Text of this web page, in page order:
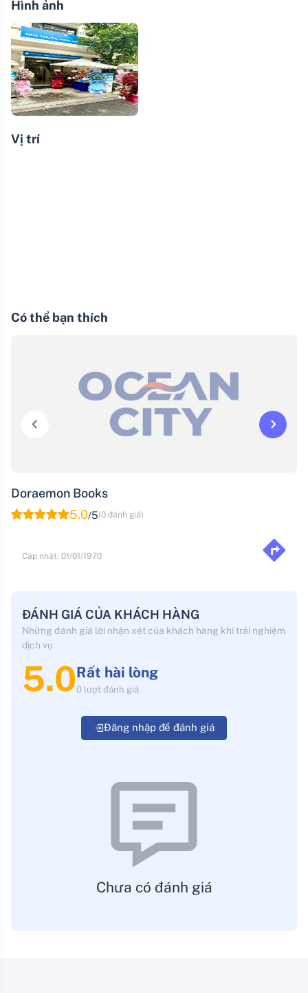
Hình ảnh
Vị trí
Có thể bạn thích
Doraemon Books
5.0/5(0 đánh giá)
Cập nhật: 01/01/1970
ĐÁNH GIÁ CỦA KHÁCH HÀNG
Những đánh giá lời nhận xét của khách hàng khi trải nghiệm
dịch vụ
5.0Rất hài lòng
0 lượt đánh giá
Đăng nhập để đánh giá
Chưa có đánh giá